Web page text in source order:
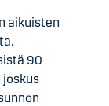
aikuisten
90
joskus